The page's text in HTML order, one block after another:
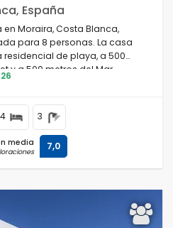
España
Moraira, Costa Blanca,
para 8 personas. La casa
de playa, a 500
y a 500 metros del Mar
4 3
media 7,0